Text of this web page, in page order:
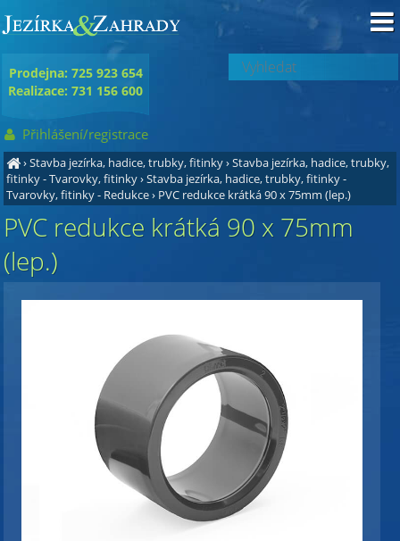
›Stavba jezírka, hadice, trubky, fitinky›Stavba jezírka, hadice, trubky,
fitinky - Tvarovky, fitinky›Stavba jezírka, hadice, trubky, fitinky -
Tvarovky, fitinky - Redukce› PVC redukce krátká 90 x 75mm (lep.)
PVC redukce krátká 90 x 75mm
(lep.)
Prodejna: 725 923 654
Realizace: 731 156 600
Přihlášení/registrace